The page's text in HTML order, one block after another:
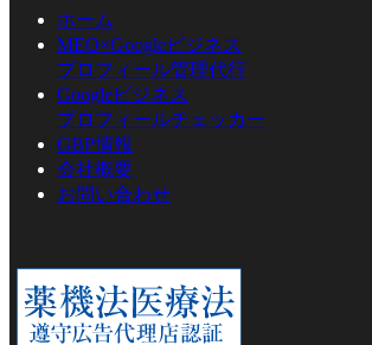
ホーム
MEO×Googleビジネス
プロフィール管理代行
Googleビジネス
プロフィールチェッカー
GBP情報
会社概要
お問い合わせ